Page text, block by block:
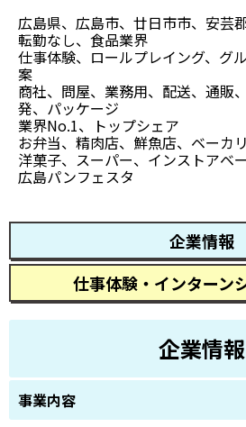
広島県、広島市、廿日市市、安芸
転勤なし、食品業界
仕事体験、ロールプレイング、グ
案
商社、問屋、業務用、配送、通販
発、パッケージ
業界No.1、トップシェア
お弁当、精肉店、鮮魚店、ベーカ
洋菓子、スーパー、インストアベ
広島パンフェスタ
企業情報
仕事体験・インターン
企業情報
事業内容